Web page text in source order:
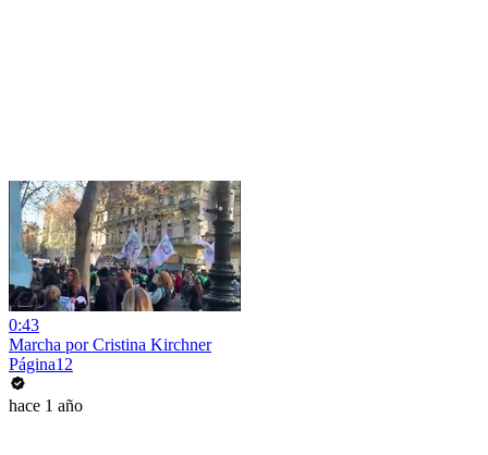
0:43
Marcha por Cristina Kirchner
Página12
hace 1 año